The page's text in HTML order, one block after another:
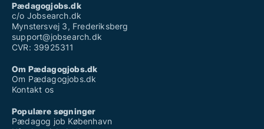
Pædagogjobs.dk
c/o Jobsearch.dk
Mynstersvej 3, Frederiksberg
support@jobsearch.dk
CVR: 39925311
Om Pædagogjobs.dk
Om Pædagogjobs.dk
Kontakt os
Populære søgninger
Pædagog job København